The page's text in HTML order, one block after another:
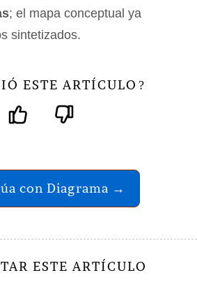
; el mapa conceptual ya
sintetizados.
ESTE ARTÍCULO ?
con Diagrama →
ESTE ARTÍCULO